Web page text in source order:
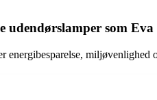
udendørslamper som
energibesparelse,